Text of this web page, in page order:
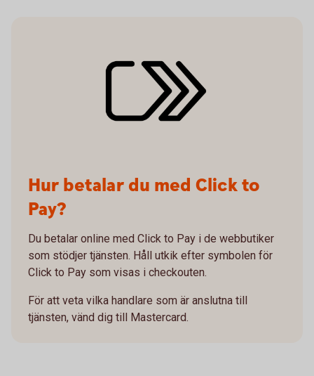
Hur betalar du med Click to
Pay?
Du betalar online med Click to Pay i de webbutiker
som stödjer tjänsten. Håll utkik efter symbolen för
Click to Pay som visas i checkouten.
För att veta vilka handlare som är anslutna till
tjänsten, vänd dig till Mastercard.